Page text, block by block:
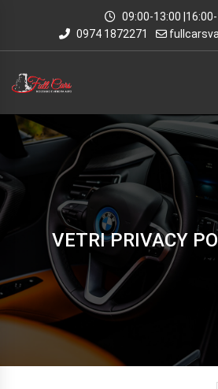
09:00-13:00
0974 1872271
VETRI PRIVACY